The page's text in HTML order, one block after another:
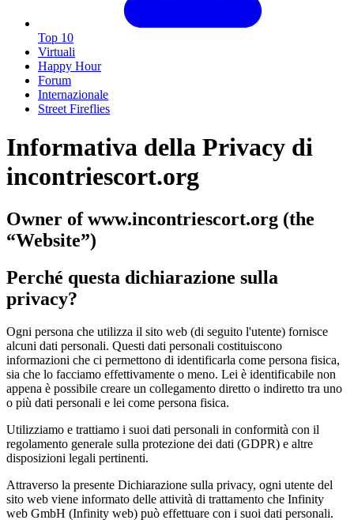
Top 10
Virtuali
Happy Hour
Forum
Internazionale
Street Fireflies
Informativa della Privacy di
incontriescort.org
Owner of www.incontriescort.org (the
“Website”)
Perché questa dichiarazione sulla
privacy?
Ogni persona che utilizza il sito web (di seguito l'utente) fornisce
alcuni dati personali. Questi dati personali costituiscono
informazioni che ci permettono di identificarla come persona fisica,
sia che lo facciamo effettivamente o meno. Lei è identificabile non
appena è possibile creare un collegamento diretto o indiretto tra uno
o più dati personali e lei come persona fisica.
Utilizziamo e trattiamo i suoi dati personali in conformità con il
regolamento generale sulla protezione dei dati (GDPR) e altre
disposizioni legali pertinenti.
Attraverso la presente Dichiarazione sulla privacy, ogni utente del
sito web viene informato delle attività di trattamento che Infinity
web GmbH (Infinity web) può effettuare con i suoi dati personali.